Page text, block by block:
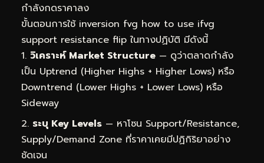
กำลังกดราคาลง
ขั้นตอนการใช้ inversion fvg how to use ifvg
support resistance flip ในทางปฏิบัติ มีดังนี้
วิเคราะห์ Market Structure — ดูว่าตลาดกำลัง
เป็น Uptrend (Higher Highs + Higher Lows) หรือ
Downtrend (Lower Highs + Lower Lows) หรือ
Sideway
ระบุ Key Levels — หาโซน Support/Resistance,
Supply/Demand Zone ที่ราคาเคยมีปฏิกิริยาอย่าง
ชัดเจน